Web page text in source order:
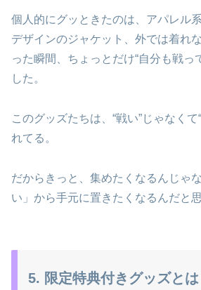
個人的にグッときたのは、アパレル
デザインのジャケット、外では着れ
った瞬間、ちょっとだけ“自分も戦っ
した。
このグッズたちは、“戦い”じゃなくて
れてる。
だからきっと、集めたくなるんじゃ
い」から手元に置きたくなるんだと思
5. 限定特典付きグッズと